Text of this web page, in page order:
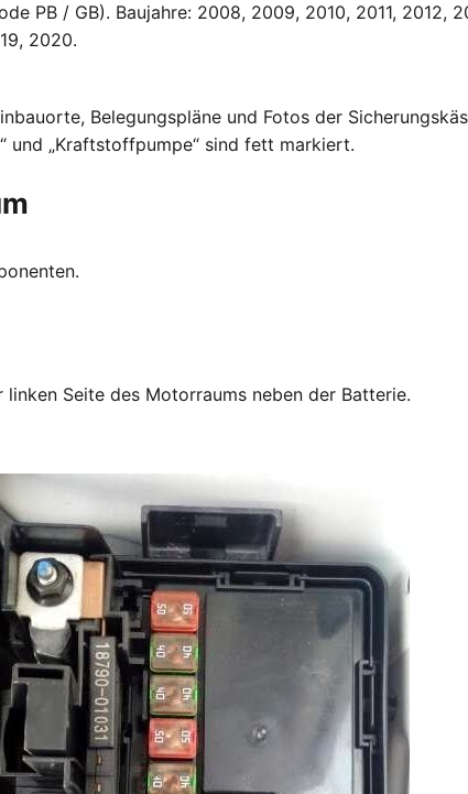
PB / GB). Baujahre: 2008, 2009, 2010, 2011, 2012,
2020.
Belegungspläne und Fotos der
und „Kraftstoffpumpe“ sind fett markiert.
Seite des Motorraums neben der Batterie.